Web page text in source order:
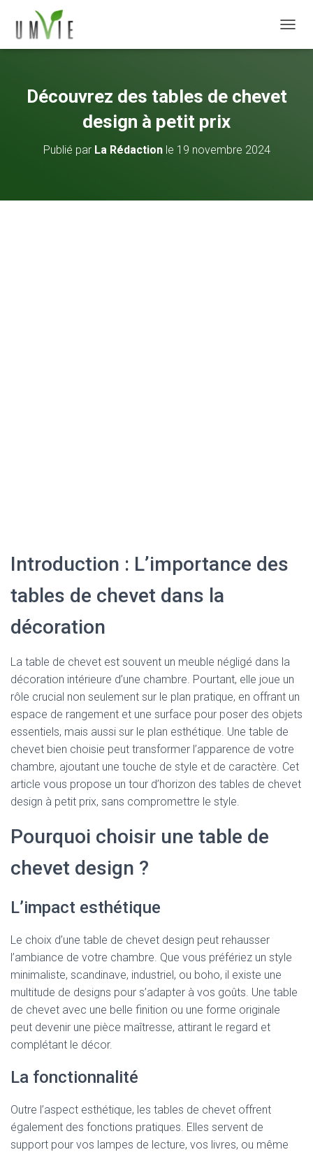
Découvrez des tables de chevet
design à petit prix
Publié par La Rédactionle 19 novembre 2024
Introduction : L’importance des
tables de chevet dans la
décoration
La table de chevet est souvent un meuble négligé dans la
décoration intérieure d’une chambre. Pourtant, elle joue un
rôle crucial non seulement sur le plan pratique, en offrant un
espace de rangement et une surface pour poser des objets
essentiels, mais aussi sur le plan esthétique. Une table de
chevet bien choisie peut transformer l’apparence de votre
chambre, ajoutant une touche de style et de caractère. Cet
article vous propose un tour d’horizon des tables de chevet
design à petit prix, sans compromettre le style.
Pourquoi choisir une table de
chevet design ?
L’impact esthétique
Le choix d’une table de chevet design peut rehausser
l’ambiance de votre chambre. Que vous préfériez un style
minimaliste, scandinave, industriel, ou boho, il existe une
multitude de designs pour s’adapter à vos goûts. Une table
de chevet avec une belle finition ou une forme originale
peut devenir une pièce maîtresse, attirant le regard et
complétant le décor.
La fonctionnalité
Outre l’aspect esthétique, les tables de chevet offrent
également des fonctions pratiques. Elles servent de
support pour vos lampes de lecture, vos livres, ou même